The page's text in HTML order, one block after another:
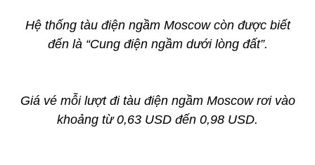
Hệ thống tàu điện ngầm Moscow còn được biết
đến là “Cung điện ngầm dưới lòng đất”.
Giá vé mỗi lượt đi tàu điện ngầm Moscow rơi vào
khoảng từ 0,63 USD đến 0,98 USD.